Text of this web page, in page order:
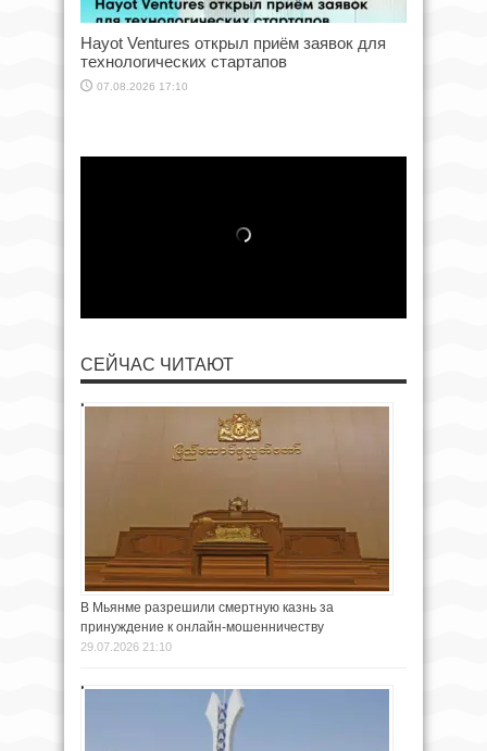
Hayot Ventures открыл приём заявок для
технологических стартапов
07.08.2026 17:10
СЕЙЧАС ЧИТАЮТ
В Мьянме разрешили смертную казнь за
принуждение к онлайн-мошенничеству
29.07.2026 21:10